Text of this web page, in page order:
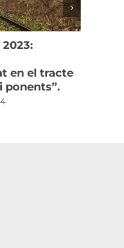
en el tracte
ponents”.